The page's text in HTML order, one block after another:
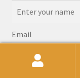
Email